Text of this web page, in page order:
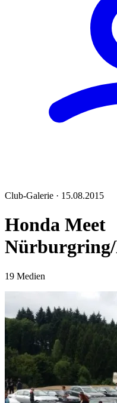
Club-Galerie · 15.08.2015
Honda Meet
19 Medien